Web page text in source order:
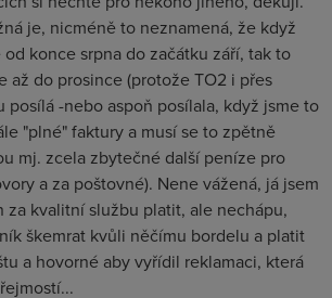
je, nicméně to neznamená, že když
konce srpna do začátku září, tak to
až do prosince (protože TO2 i přes
posílá -nebo aspoň posílala, když jsme to
"plné" faktury a musí se to zpětně
mj. zcela zbytečné další peníze pro
a za poštovné). Nene vážená, já jsem
za kvalitní službu platit, ale nechápu,
škemrat kvůli něčímu bordelu a platit
a hovorné aby vyřídil reklamaci, která